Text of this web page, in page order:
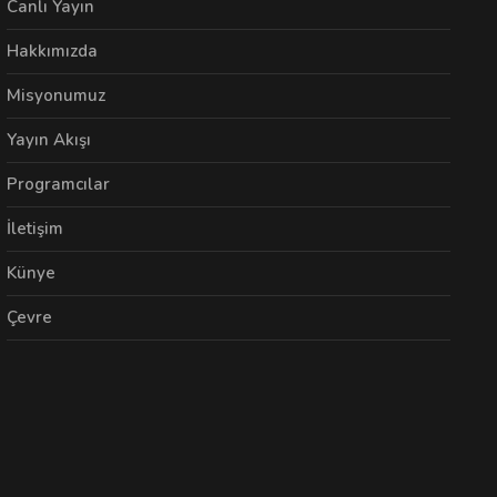
Canlı Yayın
Hakkımızda
Misyonumuz
Yayın Akışı
Programcılar
İletişim
Künye
Çevre